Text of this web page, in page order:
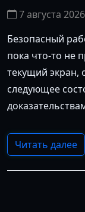
7 августа
Безопасный
пока что-то не
текущий экран,
следующее
Читать далее